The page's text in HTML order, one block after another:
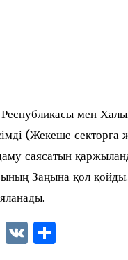
мен
(Жекеше
саясатын
Заңына қол қойды.
T V